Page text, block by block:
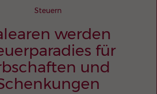
Steuern
werden
für
und